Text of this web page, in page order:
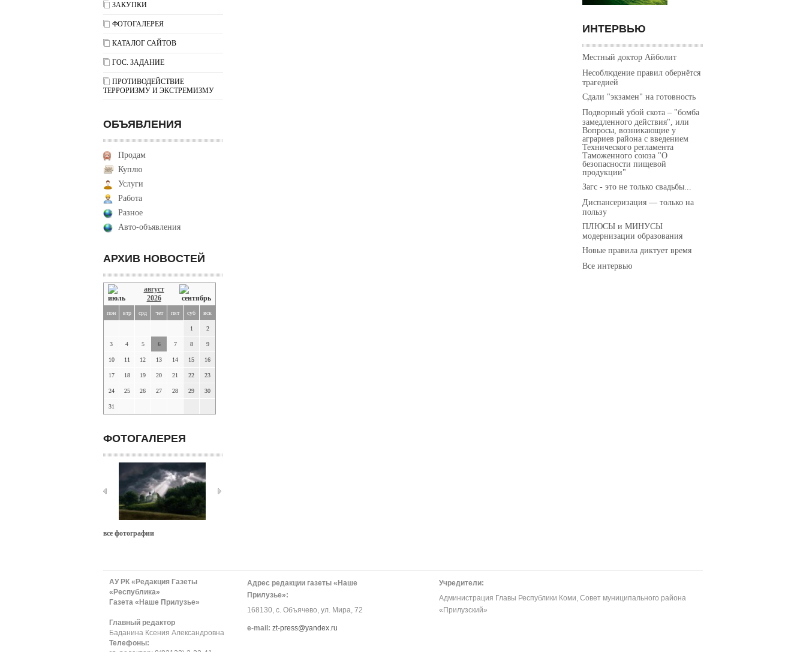
ЗАКУПКИ
ФОТОГАЛЕРЕЯ
КАТАЛОГ САЙТОВ
ГОС. ЗАДАНИЕ
ПРОТИВОДЕЙСТВИЕ
ТЕРРОРИЗМУ И ЭКСТРЕМИЗМУ
ОБЪЯВЛЕНИЯ
Продам
Куплю
Услуги
Работа
Разное
Авто-объявления
АРХИВ НОВОСТЕЙ
август
2026
пон втр срд чет пят суб вск
1 2
3 4 5 6 7 8 9
10 11 12 13 14 15 16
17 18 19 20 21 22 23
24 25 26 27 28 29 30
31
ФОТОГАЛЕРЕЯ
все фотографии
ИНТЕРВЬЮ
Местный доктор Айболит
Несоблюдение правил обернётся
трагедией
Сдали "экзамен" на готовность
Подворный убой скота – "бомба
замедленного действия", или
Вопросы, возникающие у
аграриев района с введением
Технического регламента
Таможенного союза "О
безопасности пищевой
продукции"
Загс - это не только свадьбы...
Диспансеризация — только на
пользу
ПЛЮСЫ и МИНУСЫ
модернизации образования
Новые правила диктует время
Все интервью
АУ РК «Редакция Газеты
«Республика»
Газета «Наше Прилузье»
Главный редактор
Баданина Ксения Александровна
Телефоны:
Адрес редакции газеты «Наше
Прилузье»:
168130, с. Объячево, ул. Мира, 72
е-mail: zt-press@yandex.ru
Учредители:
Администрация Главы Республики Коми, Совет муниципального района
«Прилузский»